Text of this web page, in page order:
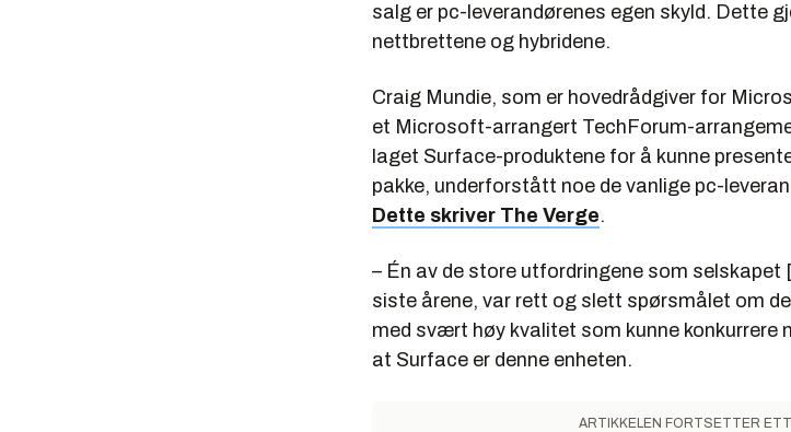
salg er pc-leverandørenes egen skyld. Dette
nettbrettene og hybridene.
Craig Mundie, som er hovedrådgiver for
et Microsoft-arrangert TechForum-
laget Surface-produktene for å kunne
pakke, underforstått noe de vanlige pc-
Dette skriver The Verge.
– Én av de store utfordringene som
siste årene, var rett og slett spørsmålet om
med svært høy kvalitet som kunne konkurrere
at Surface er denne enheten.
ARTIKKELEN FORTSETTER